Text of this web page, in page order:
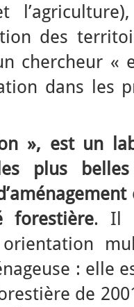
et
des
chercheur «
dans les
», est un
plus
forestière. Il
: elle
de